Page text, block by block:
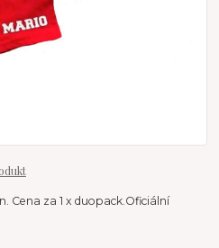
Cena za 1 x duopack.Oficiální